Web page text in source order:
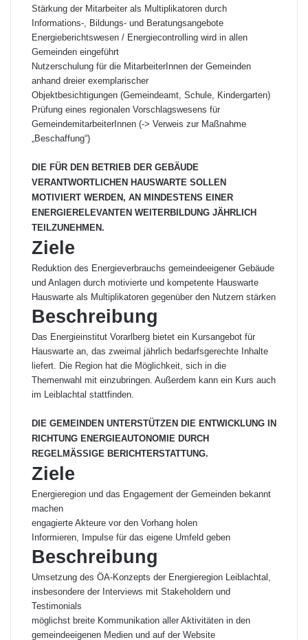
Stärkung der Mitarbeiter als Multiplikatoren durch
Informations-, Bildungs- und Beratungsangebote
Energieberichtswesen / Energiecontrolling wird in allen
Gemeinden eingeführt
Nutzerschulung für die MitarbeiterInnen der Gemeinden
anhand dreier exemplarischer
Objektbesichtigungen (Gemeindeamt, Schule, Kindergarten)
Prüfung eines regionalen Vorschlagswesens für
GemeindemitarbeiterInnen (-> Verweis zur Maßnahme
„Beschaffung“)
DIE FÜR DEN BETRIEB DER GEBÄUDE
VERANTWORTLICHEN HAUSWARTE SOLLEN
MOTIVIERT WERDEN, AN MINDESTENS EINER
ENERGIERELEVANTEN WEITERBILDUNG JÄHRLICH
TEILZUNEHMEN.
Ziele
Reduktion des Energieverbrauchs gemeindeeigener Gebäude
und Anlagen durch motivierte und kompetente Hauswarte
Hauswarte als Multiplikatoren gegenüber den Nutzern stärken
Beschreibung
Das Energieinstitut Vorarlberg bietet ein Kursangebot für
Hauswarte an, das zweimal jährlich bedarfsgerechte Inhalte
liefert. Die Region hat die Möglichkeit, sich in die
Themenwahl mit einzubringen. Außerdem kann ein Kurs auch
im Leiblachtal stattfinden.
DIE GEMEINDEN UNTERSTÜTZEN DIE ENTWICKLUNG IN
RICHTUNG ENERGIEAUTONOMIE DURCH
REGELMÄSSIGE BERICHTERSTATTUNG.
Ziele
Energieregion und das Engagement der Gemeinden bekannt
machen
engagierte Akteure vor den Vorhang holen
Informieren, Impulse für das eigene Umfeld geben
Beschreibung
Umsetzung des ÖA-Konzepts der Energieregion Leiblachtal,
insbesondere der Interviews mit Stakeholdern und
Testimonials
möglichst breite Kommunikation aller Aktivitäten in den
gemeindeeigenen Medien und auf der Website